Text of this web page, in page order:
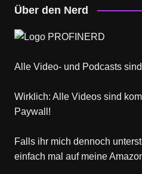
Über den Nerd
Alle Video- und Podcasts sind
Wirklich: Alle Videos sind
Paywall!
Falls ihr mich dennoch
einfach mal auf meine